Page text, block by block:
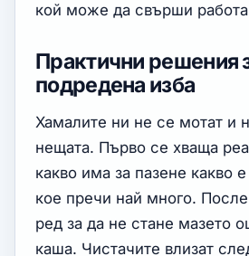
кой може да свърши работа
Практични решения
подредена изба
Хамалите ни не се мотат и
нещата. Първо се хваща
какво има за пазене какво
кое пречи най много.
ред за да не стане мазето
каша. Чистачите влизат